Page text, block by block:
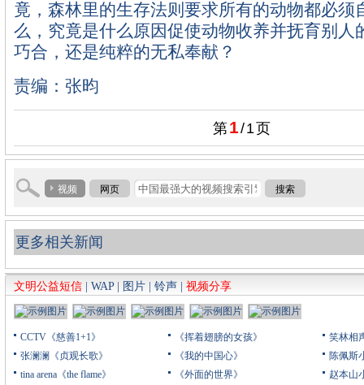
竟，森林里的生存法则要求所有的动物都必须
么，究竟是什么原因促使动物收养并抚育别人
巧合，还是纯粹的无私奉献？
责编：张昀
第1/1页
视频 网页 搜索
更多相关新闻
文明公益短信 WAP| 图片 铃声 视频分享
CCTV《慈善1+1》
张澜澜《贞观长歌》
tina arena《the flame》
《挥着翅膀的女孩》
《我的中国心》
《外面的世界》
笑林相
陈佩斯
赵本山